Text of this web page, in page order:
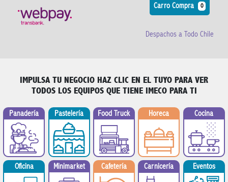
Carro Compra 0
Despachos a Todo Chile
IMPULSA TU NEGOCIO HAZ CLIC EN EL TUYO PARA VER
TODOS LOS EQUIPOS QUE TIENE IMECO PARA TI
Panadería Pastelería Food Truck Horeca Cocina
Oficina Minimarket Cafetería Carnicería Eventos